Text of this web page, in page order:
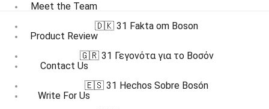
Meet the Team
Product Review
Contact Us
Write For Us
🇩🇰 31 Fakta om Boson
🇬🇷 31 Γεγονότα για το Βοσόν
🇪🇸 31 Hechos Sobre Bosón